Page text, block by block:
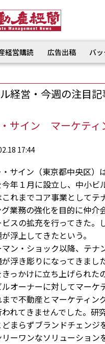
経営購読 広告出稿 バ
経営・今週の注目記
サイン マーケティ
17:44
サイン（東京都中央区）
年１月に設立し、中小ビ
れまでコア事業としてテ
業務の強化を目的に仲
スの拡充を行ってきた。
浮上してきたという。
ン・ショック以降、テナ
浮き彫りになってきま
っかけに立ち上げられた
オーナーに対してマーケ
で不動産とマーケティン
われてきませんでした。
まらずブランドチェンジ
ーワンなソリューション